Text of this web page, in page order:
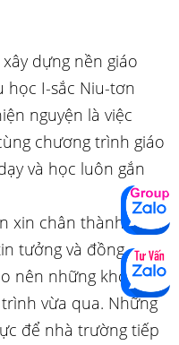
dựng nền giáo
học I-sắc Niu-tơn
nguyện là việc
chương trình giáo
và học luôn gắn
xin chân thành cảm
tưởng và đồng
nên những khoảnh
vừa qua. Những
để nhà trường tiếp